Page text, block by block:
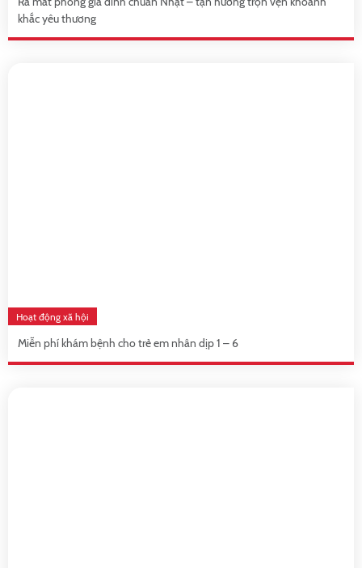
khắc yêu thương
Hoạt động xã hội
Miễn phí khám bệnh cho trẻ em nhân dịp 1 – 6